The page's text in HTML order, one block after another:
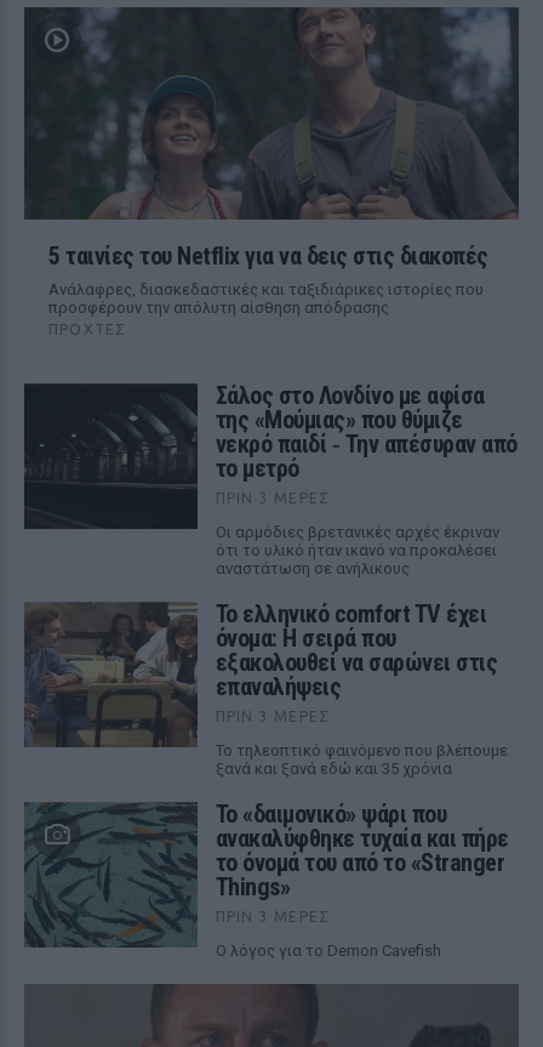
5 ταινίες του Netflix για να δεις στις διακοπές
Aνάλαφρες, διασκεδαστικές και ταξιδιάρικες ιστορίες που
προσφέρουν την απόλυτη αίσθηση απόδρασης
ΠΡΟΧΤΈΣ
Σάλος στο Λονδίνο με αφίσα
της «Μούμιας» που θύμιζε
νεκρό παιδί ‑ Την απέσυραν από
το μετρό
ΠΡΙΝ 3 ΜΈΡΕΣ
Οι αρμόδιες βρετανικές αρχές έκριναν
ότι το υλικό ήταν ικανό να προκαλέσει
αναστάτωση σε ανήλικους
Το ελληνικό comfort TV έχει
όνομα: Η σειρά που
εξακολουθεί να σαρώνει στις
επαναλήψεις
ΠΡΙΝ 3 ΜΈΡΕΣ
Το τηλεοπτικό φαινόμενο που βλέπουμε
ξανά και ξανά εδώ και 35 χρόνια
Το «δαιμονικό» ψάρι που
ανακαλύφθηκε τυχαία και πήρε
το όνομά του από το «Stranger
Things»
ΠΡΙΝ 3 ΜΈΡΕΣ
Ο λόγος για το Demon Cavefish